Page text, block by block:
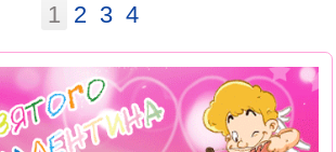
1 2 3 4